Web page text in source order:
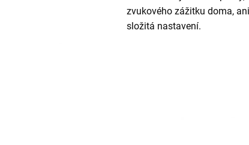
zvukového zážitku doma,
složitá nastavení.